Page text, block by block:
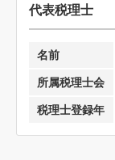
代表税理士
名前
所属税理士会
税理士登録年